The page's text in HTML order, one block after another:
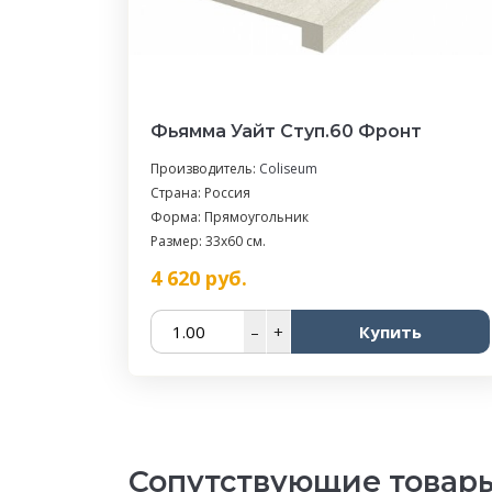
Фьямма Уайт Ступ.60 Фронт
Производитель: Coliseum
Страна: Россия
Форма: Прямоугольник
Размер: 33x60 см.
4 620 руб.
– + Купить
Сопутствующие